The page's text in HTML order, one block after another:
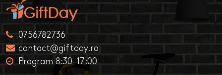
0756782736
contact@giftday.ro
Program 8:30-17:00